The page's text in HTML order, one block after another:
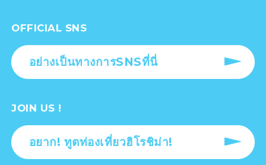
OFFICIAL SNS
อย่างเป็นทางการSNSที่นี่
JOIN US !
อยาก! ทูตท่องเที่ยวฮิโรชิม่า!